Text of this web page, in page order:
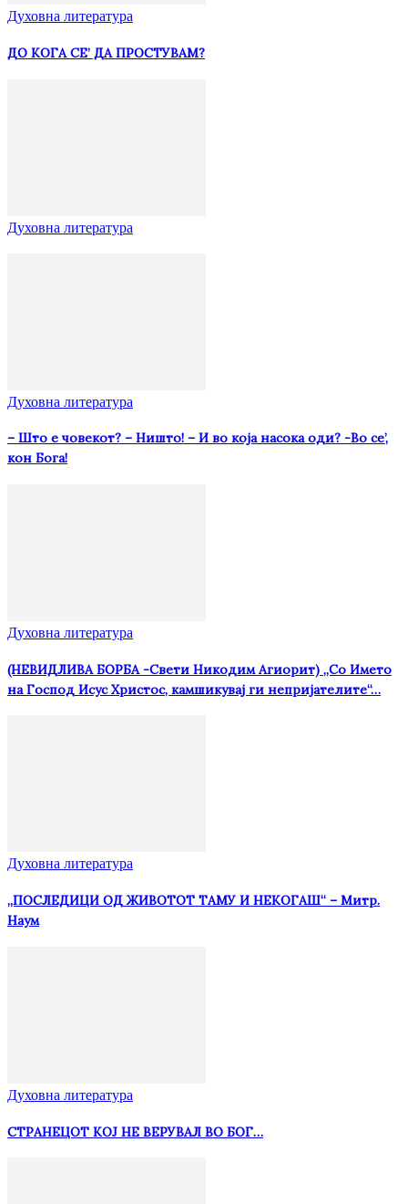
Духовна литература
ДО КОГА СЕ’ ДА ПРОСТУВАМ?
Духовна литература
Духовна литература
– Што е човекот? – Ништо! – И во која насока оди? -Во се’,
кон Бога!
Духовна литература
(НЕВИДЛИВА БОРБА -Свети Никодим Агиорит) „Со Името
на Господ Исус Христос, камшикувај ги непријателите“…
Духовна литература
„ПОСЛЕДИЦИ ОД ЖИВОТОТ ТАМУ И НЕКОГАШ“ – Митр.
Наум
Духовна литература
СТРАНЕЦОТ КОЈ НЕ ВЕРУВАЛ ВО БОГ…